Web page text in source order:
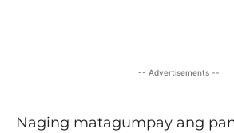
-- Advertisements --
Naging matagumpay ang